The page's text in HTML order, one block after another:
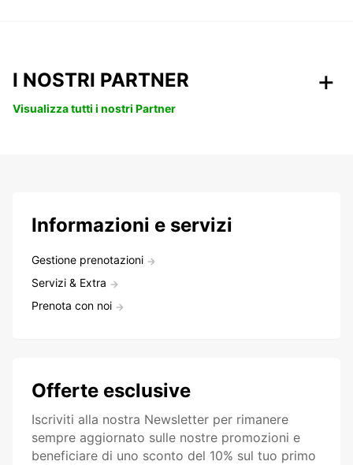
I NOSTRI PARTNER
Visualizza tutti i nostri Partner
Informazioni e servizi
Gestione prenotazioni
Servizi & Extra
Prenota con noi
Offerte esclusive
Iscriviti alla nostra Newsletter per rimanere
sempre aggiornato sulle nostre promozioni e
beneficiare di uno sconto del 10% sul tuo primo